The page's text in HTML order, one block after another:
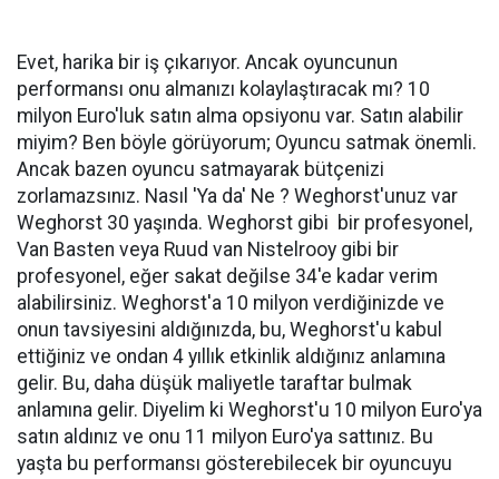
Evet, harika bir iş çıkarıyor. Ancak oyuncunun
performansı onu almanızı kolaylaştıracak mı? 10
milyon Euro'luk satın alma opsiyonu var. Satın alabilir
miyim? Ben böyle görüyorum; Oyuncu satmak önemli.
Ancak bazen oyuncu satmayarak bütçenizi
zorlamazsınız. Nasıl 'Ya da' Ne ? Weghorst'unuz var
Weghorst 30 yaşında. Weghorst gibi bir profesyonel,
Van Basten veya Ruud van Nistelrooy gibi bir
profesyonel, eğer sakat değilse 34'e kadar verim
alabilirsiniz. Weghorst'a 10 milyon verdiğinizde ve
onun tavsiyesini aldığınızda, bu, Weghorst'u kabul
ettiğiniz ve ondan 4 yıllık etkinlik aldığınız anlamına
gelir. Bu, daha düşük maliyetle taraftar bulmak
anlamına gelir. Diyelim ki Weghorst'u 10 milyon Euro'ya
satın aldınız ve onu 11 milyon Euro'ya sattınız. Bu
yaşta bu performansı gösterebilecek bir oyuncuyu